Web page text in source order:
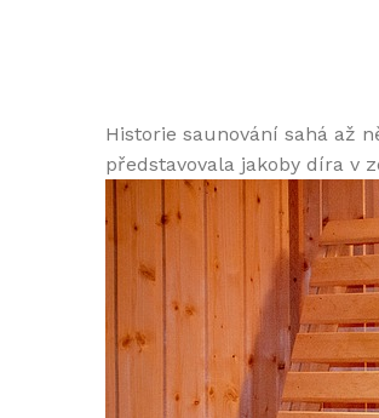
Historie saunování sahá až
představovala jakoby díra v